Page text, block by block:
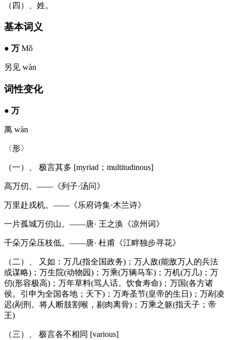
（四）、姓。
基本词义
● 万 Mǒ
另见 wàn
词性变化
● 万
萬 wàn
〈形〉
（一）、 极言其多 [myriad；multitudinous]
高万仞。——《列子·汤问》
万里赴戎机。——《乐府诗集·木兰诗》
一片孤城万仞山。——唐· 王之涣《凉州词》
千朵万朵压枝低。——唐· 杜甫《江畔独步寻花》
（二）、 又如：万几(指全国政务)；万人敌(能敌万人的兵法
或谋略)；万生院(动物园)；万乘(万辆马车)；万机(万几)；万
仞(形容极高)；万年草料(骂人话。饮食寿命)；万国(各方诸
侯。引申为全国各地；天下)；万寿圣节(皇帝的生日)；万剐凌
迟(剐刑。将人断肢割喉，剔肉离骨)；万乘之躯(指天子；帝
王)
（三）、 极言各不相同 [various]